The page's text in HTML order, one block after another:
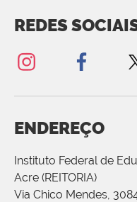
REDES
ENDEREÇO
Instituto Federal de
Acre (REITORIA)
Via Chico Mendes,